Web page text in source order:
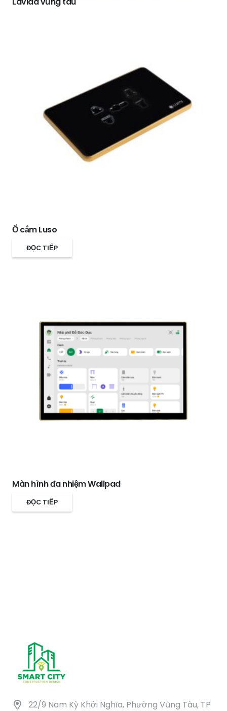
Ổ cắm Luso
ĐỌC TIẾP
Màn hình đa nhiệm Wallpad
ĐỌC TIẾP
22/9 Nam Kỳ Khởi Nghĩa, Phường Vũng Tàu, TP